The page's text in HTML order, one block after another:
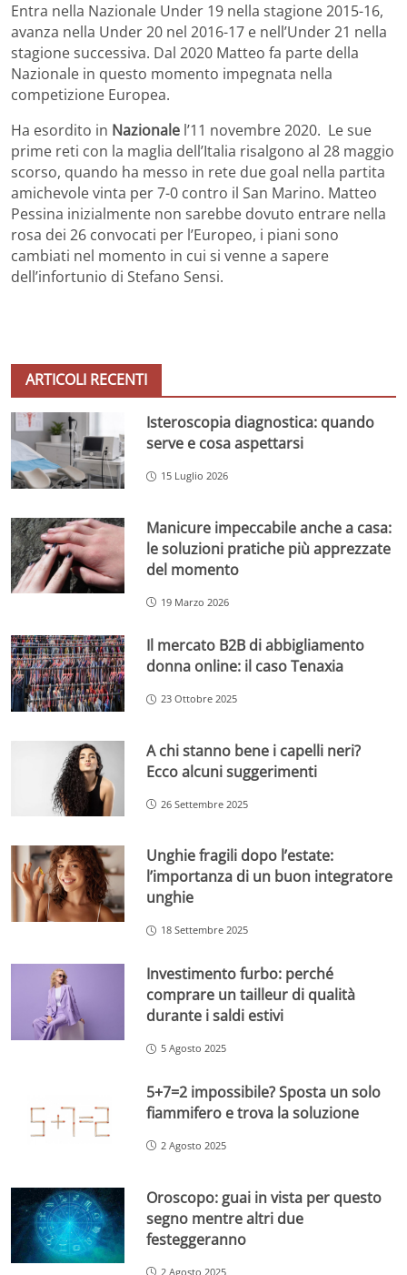
Entra nella Nazionale Under 19 nella stagione 2015-16,
avanza nella Under 20 nel 2016-17 e nell’Under 21 nella
stagione successiva. Dal 2020 Matteo fa parte della
Nazionale in questo momento impegnata nella
competizione Europea.
Ha esordito in Nazionale l’11 novembre 2020. Le sue
prime reti con la maglia dell’Italia risalgono al 28 maggio
scorso, quando ha messo in rete due goal nella partita
amichevole vinta per 7-0 contro il San Marino. Matteo
Pessina inizialmente non sarebbe dovuto entrare nella
rosa dei 26 convocati per l’Europeo, i piani sono
cambiati nel momento in cui si venne a sapere
dell’infortunio di Stefano Sensi.
ARTICOLI RECENTI
Isteroscopia diagnostica: quando
serve e cosa aspettarsi
15 Luglio 2026
Manicure impeccabile anche a casa:
le soluzioni pratiche più apprezzate
del momento
19 Marzo 2026
Il mercato B2B di abbigliamento
donna online: il caso Tenaxia
23 Ottobre 2025
A chi stanno bene i capelli neri?
Ecco alcuni suggerimenti
26 Settembre 2025
Unghie fragili dopo l’estate:
l’importanza di un buon integratore
unghie
18 Settembre 2025
Investimento furbo: perché
comprare un tailleur di qualità
durante i saldi estivi
5 Agosto 2025
5+7=2 impossibile? Sposta un solo
fiammifero e trova la soluzione
2 Agosto 2025
Oroscopo: guai in vista per questo
segno mentre altri due
festeggeranno
2 Agosto 2025